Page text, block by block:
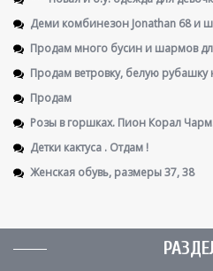
Деми комбинезон Jonathan 68 и
Продам много бусин и шармов
Продам ветровку, белую рубашку
Продам
Розы в горшках. Пион Корал
Детки кактуса . Отдам !
Женская обувь, размеры 37, 38